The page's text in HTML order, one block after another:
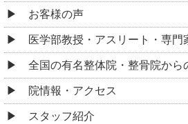
お客様の声
医学部教授・アスリート・専門
全国の有名整体院・整骨院から
院情報・アクセス
スタッフ紹介